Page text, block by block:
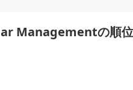
Managementの順